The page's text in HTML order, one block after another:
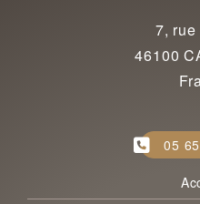
7,
46100
05